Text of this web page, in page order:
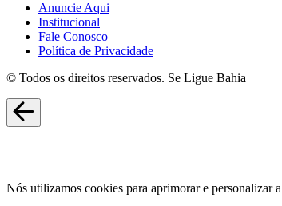
Anuncie Aqui
Institucional
Fale Conosco
Política de Privacidade
© Todos os direitos reservados. Se Ligue Bahia
Nós utilizamos cookies para aprimorar e personalizar